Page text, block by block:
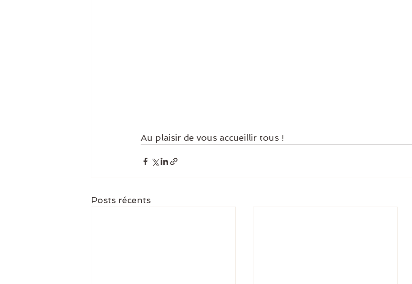
Au plaisir de vous accueillir tous !
Posts récents